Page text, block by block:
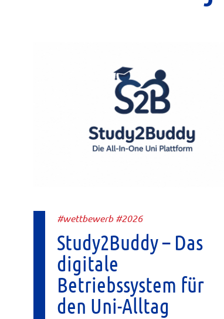
#wettbewerb #2026
Study2Buddy – Das
digitale
Betriebssystem für
den Uni-Alltag